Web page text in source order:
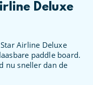
Deluxe
Airline Deluxe
paddle board.
nu sneller dan de